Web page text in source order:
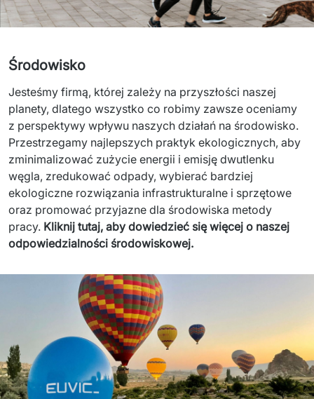
Środowisko
Jesteśmy firmą, której zależy na przyszłości naszej
planety, dlatego wszystko co robimy zawsze oceniamy
z perspektywy wpływu naszych działań na środowisko
Przestrzegamy najlepszych praktyk ekologicznych
zminimalizować zużycie energii i emisję dwutlenku
węgla, zredukować odpady, wybierać bardziej
ekologiczne rozwiązania infrastrukturalne i sprzętowe
oraz promować przyjazne dla środowiska metody
pracy. Kliknij tutaj, aby dowiedzieć się więcej o naszej
odpowiedzialności środowiskowej.